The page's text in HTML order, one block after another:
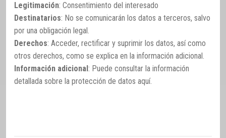
Legitimación: Consentimiento del interesado
Destinatarios: No se comunicarán los datos a terceros, salvo
por una obligación legal.
Derechos: Acceder, rectificar y suprimir los datos, así como
otros derechos, como se explica en la información adicional.
Información adicional : Puede consultar la información
detallada sobre la protección de datos aquí.